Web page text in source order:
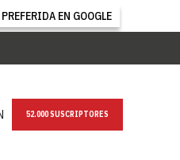
EN GOOGLE
NEWSLETTER